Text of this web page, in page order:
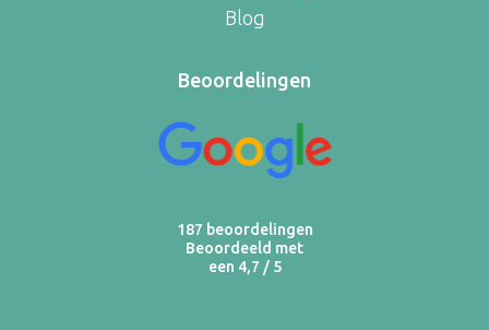
Blog
Beoordelingen
187 beoordelingen
Beoordeeld met
een 4,7 / 5